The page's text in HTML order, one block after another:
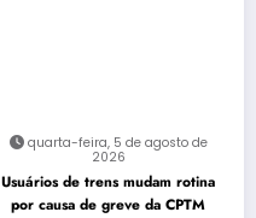
quarta-feira, 5 de agosto de
2026
Usuários de trens mudam rotina
por causa de greve da CPTM